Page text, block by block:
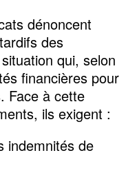
dénoncent
des
qui, selon
financières pour
Face à cette
ils exigent :
indemnités de